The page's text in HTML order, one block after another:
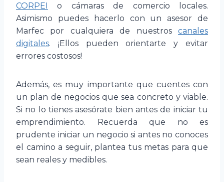
CORPEI
o cámaras de comercio locales.
Asimismo puedes hacerlo con un asesor de
Marfec por cualquiera de nuestros canales
digitales. ¡Ellos pueden orientarte y evitar
errores costosos!
Además, es muy importante que cuentes con
un plan de negocios que sea concreto y viable.
Si no lo tienes asesórate bien antes de iniciar tu
emprendimiento. Recuerda que no es
prudente iniciar un negocio si antes no conoces
el camino a seguir, plantea tus metas para que
sean reales y medibles.